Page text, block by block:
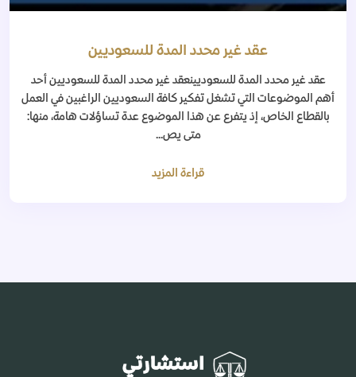
عقد غير محدد المدة للسعوديين
عقد غير محدد المدة للسعوديينعقد غير محدد المدة للسعوديين أحد
أهم الموضوعات التي تشغل تفكير كافة السعوديين الراغبين في العمل
بالقطاع الخاص، إذ يتفرع عن هذا الموضوع عدة تساؤلات هامة، منها:
متى يص...
قراءة المزيد